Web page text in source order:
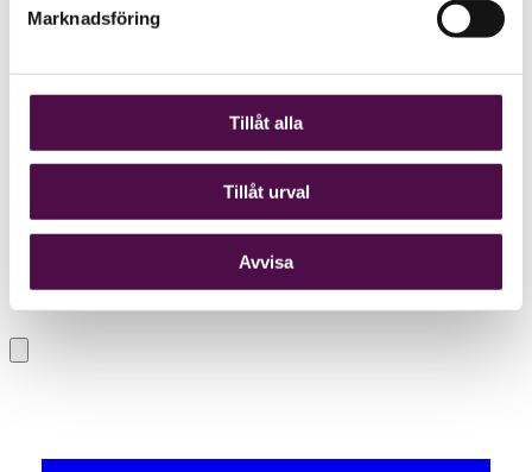
Marknadsföring
Tillåt alla
Tillåt urval
Avvisa